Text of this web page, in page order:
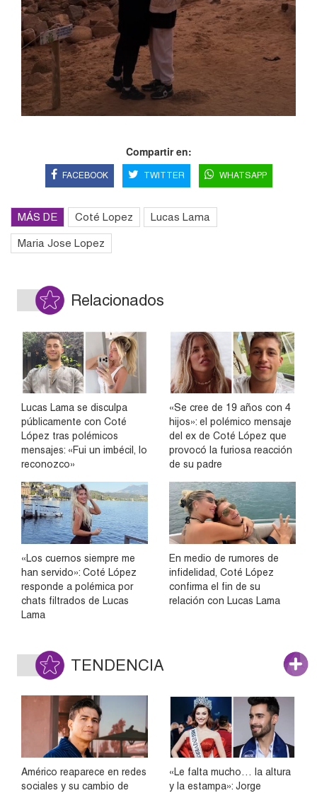
Compartir en:
FACEBOOK TWITTER WHATSAPP
MÁS DE Coté Lopez Lucas Lama
Maria Jose Lopez
Relacionados
Lucas Lama se disculpa
públicamente con Coté
López tras polémicos
mensajes: «Fui un imbécil, lo
reconozco»
«Se cree de 19 años con 4
hijos»: el polémico mensaje
del ex de Coté López que
provocó la furiosa reacción
de su padre
«Los cuernos siempre me
han servido»: Coté López
responde a polémica por
chats filtrados de Lucas
Lama
En medio de rumores de
infidelidad, Coté López
confirma el fin de su
relación con Lucas Lama
TENDENCIA
Américo reaparece en redes
sociales y su cambio de
«Le falta mucho… la altura
y la estampa»: Jorge